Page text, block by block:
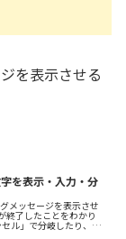
を表示させる
を表示・入力・分
メッセージを表示させ
終了したことをわかり
ル」で分岐したり、キ